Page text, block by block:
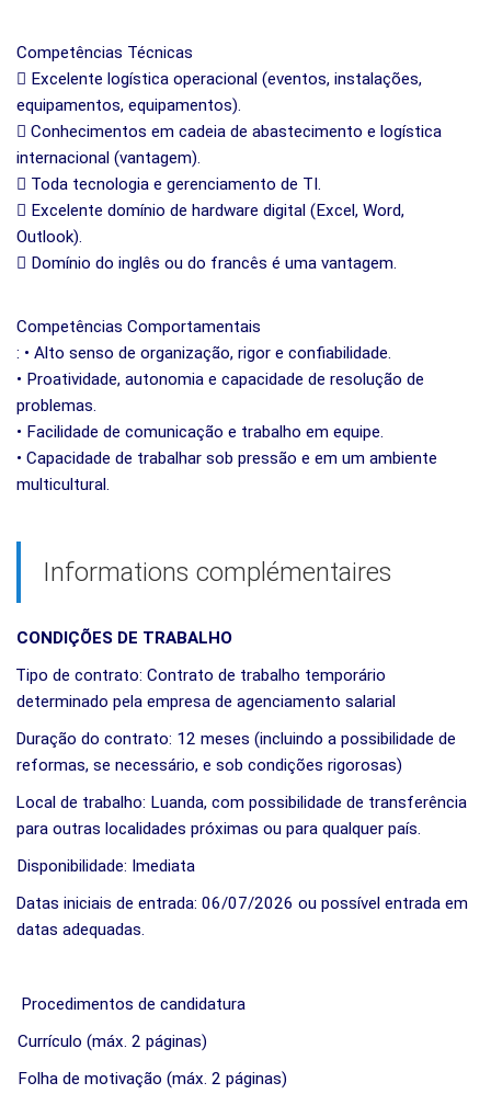
Competências Técnicas
 Excelente logística operacional (eventos, instalações,
equipamentos, equipamentos).
 Conhecimentos em cadeia de abastecimento e logística
internacional (vantagem).
 Toda tecnologia e gerenciamento de TI.
 Excelente domínio de hardware digital (Excel, Word,
Outlook).
 Domínio do inglês ou do francês é uma vantagem.
Competências Comportamentais
: • Alto senso de organização, rigor e confiabilidade.
• Proatividade, autonomia e capacidade de resolução de
problemas.
• Facilidade de comunicação e trabalho em equipe.
• Capacidade de trabalhar sob pressão e em um ambiente
multicultural.
Informations complémentaires
CONDIÇÕES DE TRABALHO
Tipo de contrato: Contrato de trabalho temporário
determinado pela empresa de agenciamento salarial
Duração do contrato: 12 meses (incluindo a possibilidade de
reformas, se necessário, e sob condições rigorosas)
Local de trabalho: Luanda, com possibilidade de transferência
para outras localidades próximas ou para qualquer país.
Imediata
Datas iniciais de entrada: 06/07/2026 ou possível entrada em
datas adequadas.
Procedimentos de candidatura
Currículo (máx. 2 páginas)
Folha de motivação (máx. 2 páginas)